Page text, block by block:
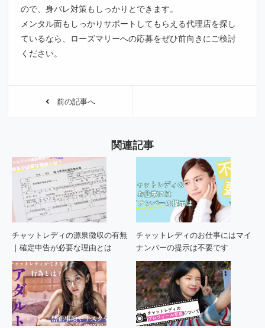
ので、身バレ対策もしっかりとできます。
メンタル面もしっかりサポートしてもらえる代理店を探し
ているなら、ローズマリーへの応募をぜひ前向きにご検討
ください。
前の記事へ
関連記事
チャットレディの源泉徴収の有無
｜確定申告が必要な理由とは
チャットレディのお仕事にはマイ
ナンバーの提示は不要です